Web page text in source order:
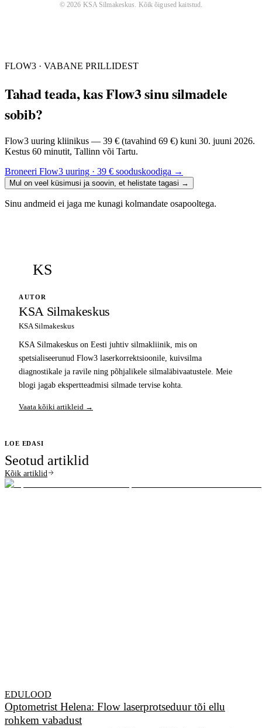
© 2026 KSA Silmakeskus. Kõik õigused kaitstud.
FLOW3 · VABANE PRILLIDEST
Tahad teada, kas Flow3 sinu silmadele
sobib?
Flow3 uuring kliinikus — 39 € (tavahind 69 €) kuni 30. juuni 2026.
Kestus 60 minutit, Tallinn või Tartu.
Broneeri Flow3 uuring · 39 € sooduskoodiga →
Mul on veel küsimusi ja soovin, et helistate tagasi →
Sinu andmeid ei jaga me kunagi kolmandate osapooltega.
KS
AUTOR
KSA Silmakeskus
KSA Silmakeskus
KSA Silmakeskus on Eesti juhtiv silmakliinik, mis on
spetsialiseerunud Flow3 laserkorrektsioonile, kuivsilma
diagnostikale ja ravile ning põhjalikele silmaläbivaatustele. Meie
blogi jagab ekspertteadmisi silmade tervise kohta.
Vaata kõiki artikleid →
LOE EDASI
Seotud artiklid
Kõik artiklid
EDULOOD
Optometrist Helena: Flow laserprotseduur tõi ellu
rohkem vabadust